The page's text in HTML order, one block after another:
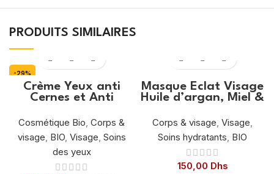
PRODUITS SIMILAIRES
-29%
Crème Yeux anti
Cernes et Anti
Cosmétique Bio, Corps &
visage, BIO, Visage, Soins
des yeux
Masque Eclat Visage
Huile d’argan, Miel &
100ml
Corps & visage, Visage,
Soins hydratants, BIO
150,00 Dhs